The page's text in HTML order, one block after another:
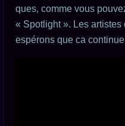
ques, comme vous
« Spotlight ». Les
espérons que ca continue